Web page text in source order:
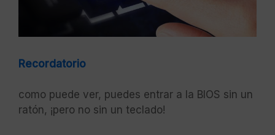
Recordatorio
como puede ver, puedes entrar a la BIOS sin un
ratón, ¡pero no sin un teclado!